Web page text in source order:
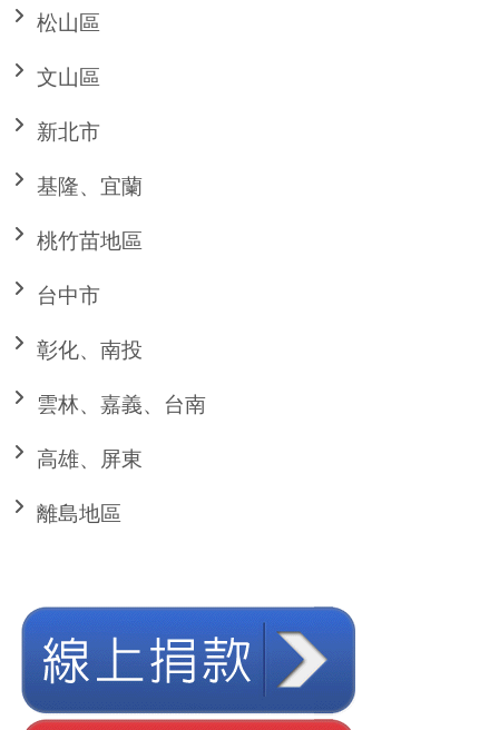
松山區
文山區
新北市
基隆、宜蘭
桃竹苗地區
台中市
彰化、南投
雲林、嘉義、台南
高雄、屏東
離島地區